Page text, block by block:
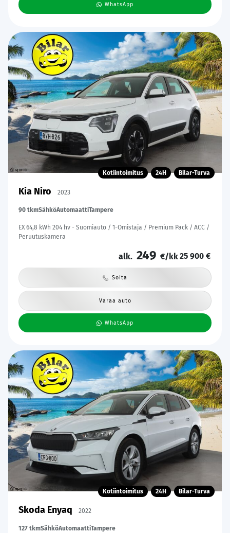
WhatsApp
Kotiintoimitus 24H Bilar-Turva
Kia Niro 2023
90 tkmSähköAutomaattiTampere
EX 64,8 kWh 204 hv - Suomiauto / 1-Omistaja / Premium Pack / ACC /
Peruutuskamera
alk. 249 €/kk25 900 €
Soita
Varaa auto
WhatsApp
Kotiintoimitus 24H Bilar-Turva
Skoda Enyaq 2022
127 tkmSähköAutomaattiTampere